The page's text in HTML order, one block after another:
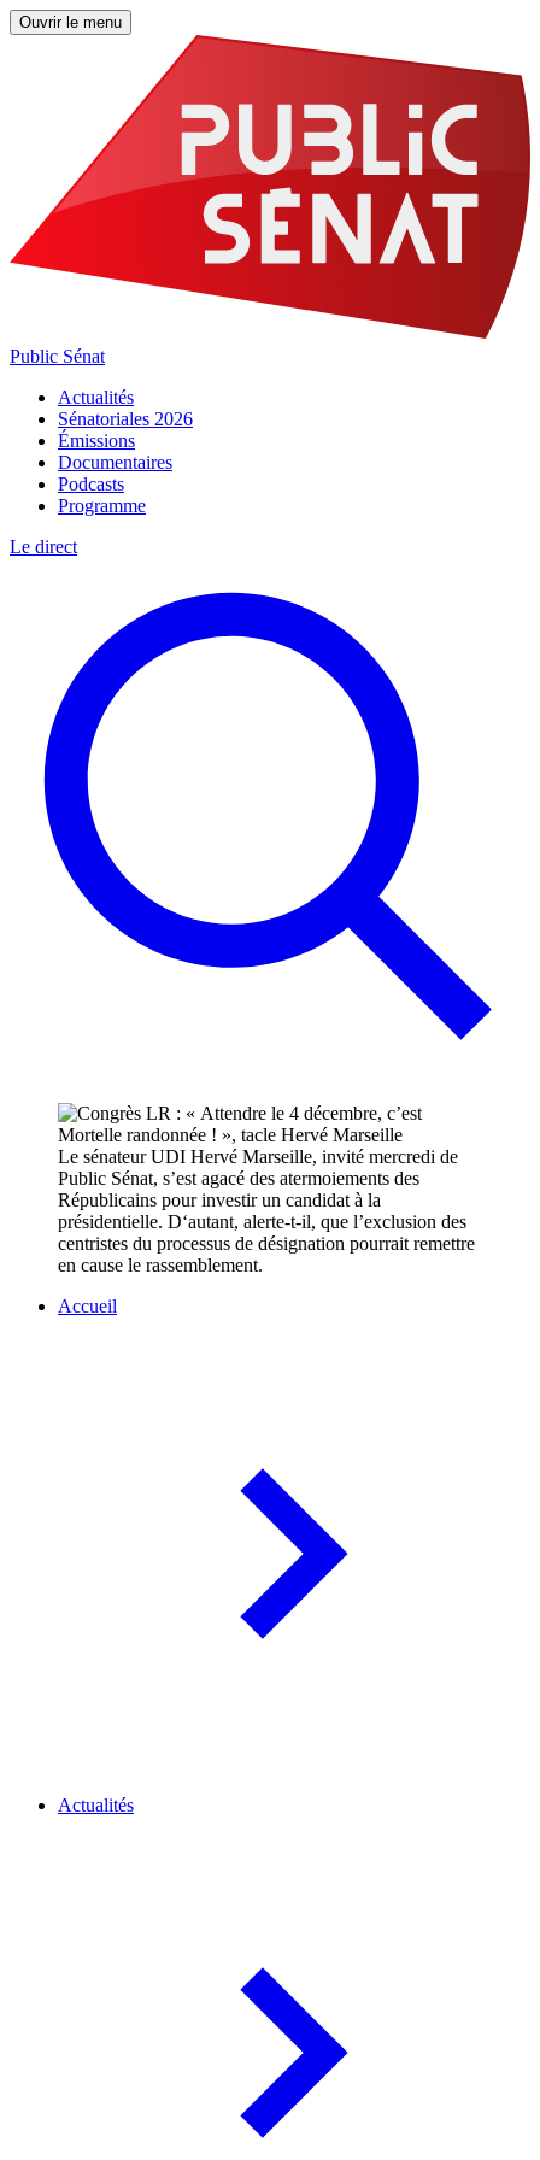
Ouvrir le menu
Public Sénat
Actualités
Sénatoriales 2026
Émissions
Documentaires
Podcasts
Programme
Le direct
Le sénateur UDI Hervé Marseille, invité mercredi de
Public Sénat, s’est agacé des atermoiements des
Républicains pour investir un candidat à la
présidentielle. D‘autant, alerte-t-il, que l’exclusion des
centristes du processus de désignation pourrait remettre
en cause le rassemblement.
Accueil
Actualités